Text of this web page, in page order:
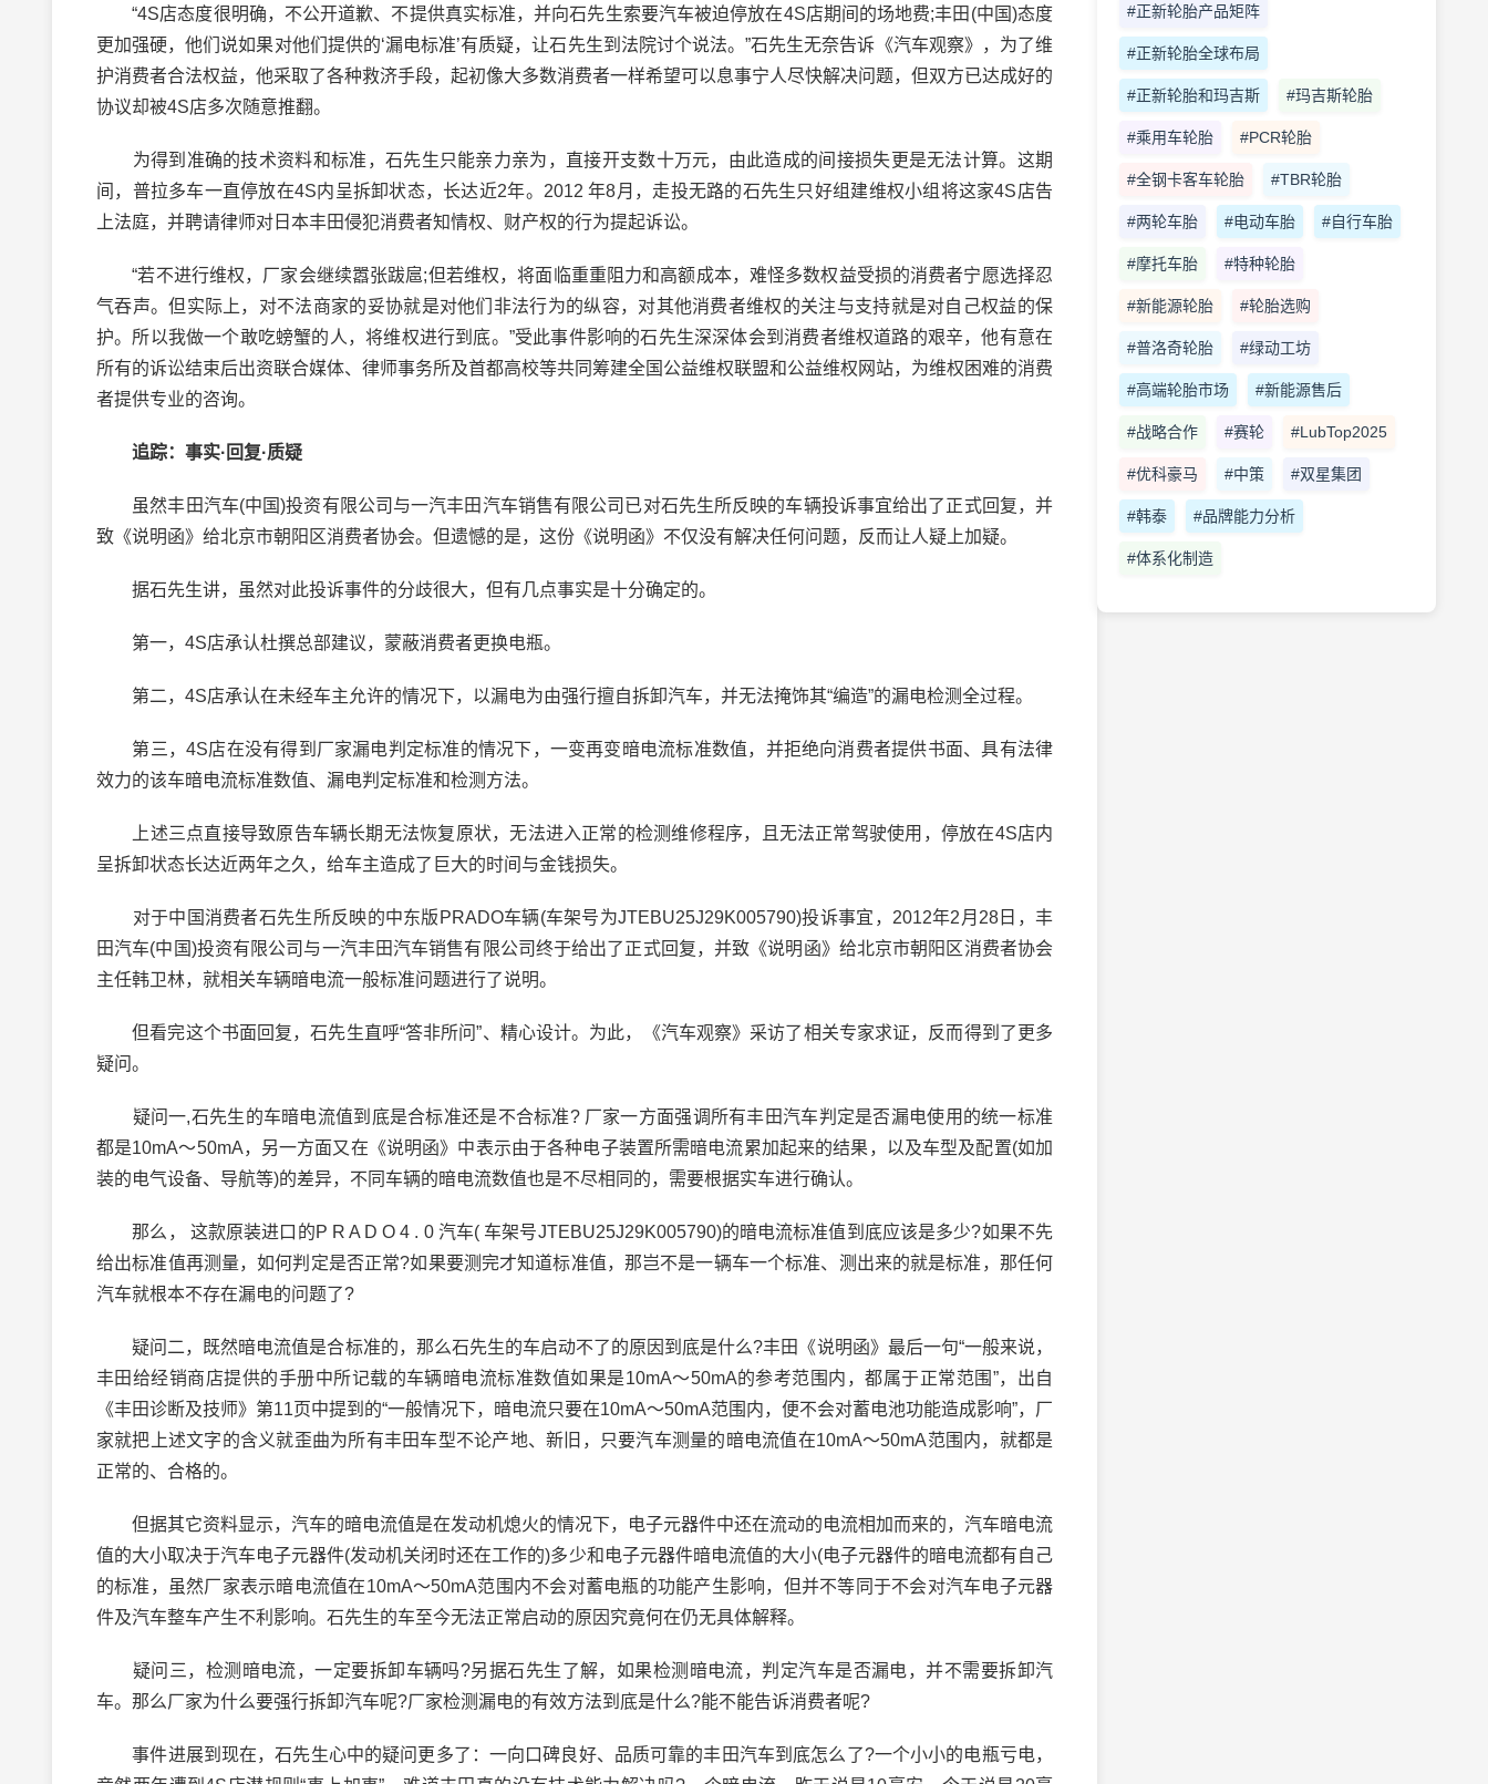
“4S店态度很明确，不公开道歉、不提供真实标准，并向石先生索要汽车被迫停放在4S店期间的场地费;丰田(中国)态度
更加强硬，他们说如果对他们提供的‘漏电标准’有质疑，让石先生到法院讨个说法。”石先生无奈告诉《汽车观察》，为了维
护消费者合法权益，他采取了各种救济手段，起初像大多数消费者一样希望可以息事宁人尽快解决问题，但双方已达成好的
协议却被4S店多次随意推翻。
为得到准确的技术资料和标准，石先生只能亲力亲为，直接开支数十万元，由此造成的间接损失更是无法计算。这期
间，普拉多车一直停放在4S内呈拆卸状态，长达近2年。2012 年8月，走投无路的石先生只好组建维权小组将这家4S店告
上法庭，并聘请律师对日本丰田侵犯消费者知情权、财产权的行为提起诉讼。
“若不进行维权，厂家会继续嚣张跋扈;但若维权，将面临重重阻力和高额成本，难怪多数权益受损的消费者宁愿选择忍
气吞声。但实际上，对不法商家的妥协就是对他们非法行为的纵容，对其他消费者维权的关注与支持就是对自己权益的保
护。所以我做一个敢吃螃蟹的人，将维权进行到底。”受此事件影响的石先生深深体会到消费者维权道路的艰辛，他有意在
所有的诉讼结束后出资联合媒体、律师事务所及首都高校等共同筹建全国公益维权联盟和公益维权网站，为维权困难的消费
者提供专业的咨询。
追踪：事实·回复·质疑
虽然丰田汽车(中国)投资有限公司与一汽丰田汽车销售有限公司已对石先生所反映的车辆投诉事宜给出了正式回复，并
致《说明函》给北京市朝阳区消费者协会。但遗憾的是，这份《说明函》不仅没有解决任何问题，反而让人疑上加疑。
据石先生讲，虽然对此投诉事件的分歧很大，但有几点事实是十分确定的。
第一，4S店承认杜撰总部建议，蒙蔽消费者更换电瓶。
第二，4S店承认在未经车主允许的情况下，以漏电为由强行擅自拆卸汽车，并无法掩饰其“编造”的漏电检测全过程。
第三，4S店在没有得到厂家漏电判定标准的情况下，一变再变暗电流标准数值，并拒绝向消费者提供书面、具有法律
效力的该车暗电流标准数值、漏电判定标准和检测方法。
上述三点直接导致原告车辆长期无法恢复原状，无法进入正常的检测维修程序，且无法正常驾驶使用，停放在4S店内
呈拆卸状态长达近两年之久，给车主造成了巨大的时间与金钱损失。
对于中国消费者石先生所反映的中东版PRADO车辆(车架号为JTEBU25J29K005790)投诉事宜，2012年2月28日，丰
田汽车(中国)投资有限公司与一汽丰田汽车销售有限公司终于给出了正式回复，并致《说明函》给北京市朝阳区消费者协会
主任韩卫林，就相关车辆暗电流一般标准问题进行了说明。
但看完这个书面回复，石先生直呼“答非所问”、精心设计。为此，《汽车观察》采访了相关专家求证，反而得到了更多
疑问。
疑问一,石先生的车暗电流值到底是合标准还是不合标准? 厂家一方面强调所有丰田汽车判定是否漏电使用的统一标准
都是10mA～50mA，另一方面又在《说明函》中表示由于各种电子装置所需暗电流累加起来的结果，以及车型及配置(如加
装的电气设备、导航等)的差异，不同车辆的暗电流数值也是不尽相同的，需要根据实车进行确认。
那么， 这款原装进口的P R A D O 4 . 0 汽车( 车架号JTEBU25J29K005790)的暗电流标准值到底应该是多少?如果不先
给出标准值再测量，如何判定是否正常?如果要测完才知道标准值，那岂不是一辆车一个标准、测出来的就是标准，那任何
汽车就根本不存在漏电的问题了?
疑问二，既然暗电流值是合标准的，那么石先生的车启动不了的原因到底是什么?丰田《说明函》最后一句“一般来说，
丰田给经销商店提供的手册中所记载的车辆暗电流标准数值如果是10mA～50mA的参考范围内，都属于正常范围”，出自
《丰田诊断及技师》第11页中提到的“一般情况下，暗电流只要在10mA～50mA范围内，便不会对蓄电池功能造成影响”，厂
家就把上述文字的含义就歪曲为所有丰田车型不论产地、新旧，只要汽车测量的暗电流值在10mA～50mA范围内，就都是
正常的、合格的。
但据其它资料显示，汽车的暗电流值是在发动机熄火的情况下，电子元器件中还在流动的电流相加而来的，汽车暗电流
值的大小取决于汽车电子元器件(发动机关闭时还在工作的)多少和电子元器件暗电流值的大小(电子元器件的暗电流都有自己
的标准，虽然厂家表示暗电流值在10mA～50mA范围内不会对蓄电瓶的功能产生影响，但并不等同于不会对汽车电子元器
件及汽车整车产生不利影响。石先生的车至今无法正常启动的原因究竟何在仍无具体解释。
疑问三，检测暗电流，一定要拆卸车辆吗?另据石先生了解，如果检测暗电流，判定汽车是否漏电，并不需要拆卸汽
车。那么厂家为什么要强行拆卸汽车呢?厂家检测漏电的有效方法到底是什么?能不能告诉消费者呢?
事件进展到现在，石先生心中的疑问更多了：一向口碑良好、品质可靠的丰田汽车到底怎么了?一个小小的电瓶亏电，
#正新轮胎产品矩阵
#正新轮胎全球布局
#正新轮胎和玛吉斯 #玛吉斯轮胎
#乘用车轮胎 #PCR轮胎
#全钢卡客车轮胎 #TBR轮胎
#两轮车胎 #电动车胎 #自行车胎
#摩托车胎 #特种轮胎
#新能源轮胎 #轮胎选购
#普洛奇轮胎 #绿动工坊
#高端轮胎市场 #新能源售后
#战略合作 #赛轮 #LubTop2025
#优科豪马 #中策 #双星集团
#韩泰 #品牌能力分析
#体系化制造